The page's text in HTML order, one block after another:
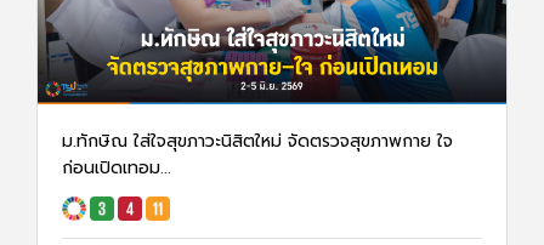
ม.ทักษิณ ใส่ใจสุขภาวะนิสิตใหม่ จัดตรวจสุขภาพกาย ใจ
ก่อนเปิดเทอม...